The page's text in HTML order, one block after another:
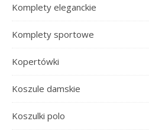
Komplety eleganckie
Komplety sportowe
Kopertówki
Koszule damskie
Koszulki polo